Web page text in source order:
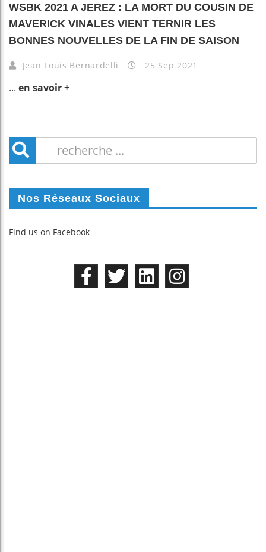
WSBK 2021 A JEREZ : LA MORT DU COUSIN DE
MAVERICK VINALES VIENT TERNIR LES
BONNES NOUVELLES DE LA FIN DE SAISON
Jean Louis Bernardelli 25 Sep 2021
... en savoir +
Nos Réseaux Sociaux
Find us on Facebook